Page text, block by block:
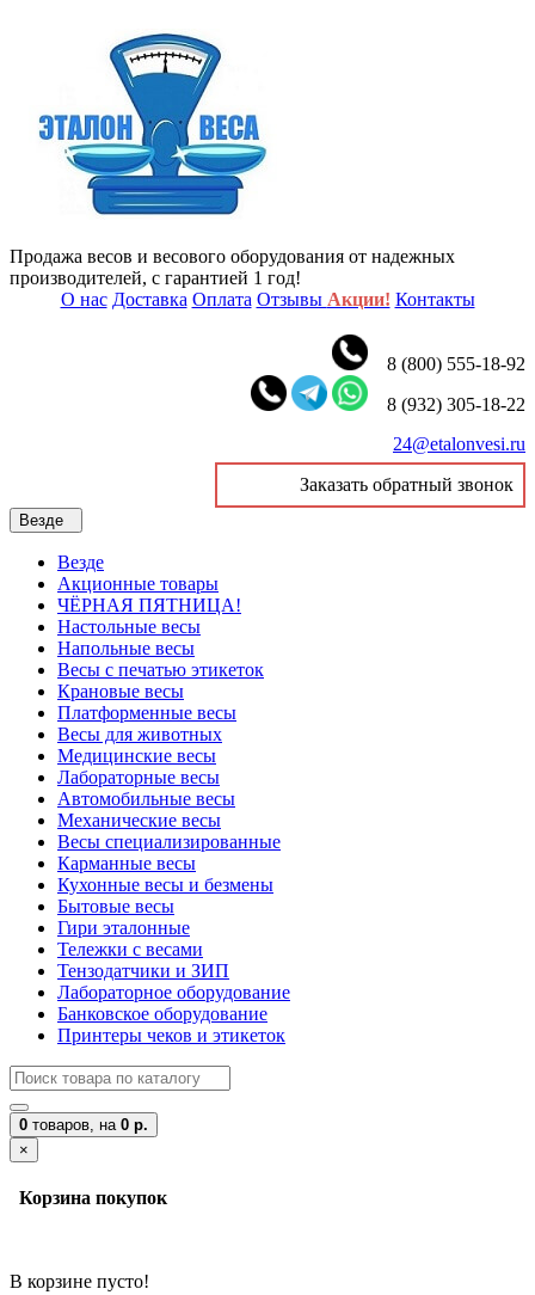
Продажа весов и весового оборудования от надежных
производителей, с гарантией 1 год!
О нас Доставка Оплата Отзывы Акции! Контакты
8 (800) 555-18-92
8 (932) 305-18-22
24@etalonvesi.ru
Заказать обратный звонок
Везде
Везде
Акционные товары
ЧЁРНАЯ ПЯТНИЦА!
Настольные весы
Напольные весы
Весы с печатью этикеток
Крановые весы
Платформенные весы
Весы для животных
Медицинские весы
Лабораторные весы
Автомобильные весы
Механические весы
Весы специализированные
Карманные весы
Кухонные весы и безмены
Бытовые весы
Гири эталонные
Тележки с весами
Тензодатчики и ЗИП
Лабораторное оборудование
Банковское оборудование
Принтеры чеков и этикеток
0 товаров, на 0 р.
×
Корзина покупок
В корзине пусто!